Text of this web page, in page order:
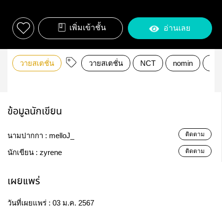
เพิ่มเข้าชั้น อ่านเลย
วายสเตชั่น วายสเตชั่น NCT nomin
ข้อมูลนักเขียน
นามปากกา : melloJ_ ติดตาม
นักเขียน : zyrene ติดตาม
เผยแพร่
วันที่เผยแพร่ : 03 ม.ค. 2567